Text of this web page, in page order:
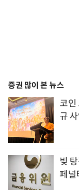
증권 많이 본 뉴스
코인
규
빚
페널